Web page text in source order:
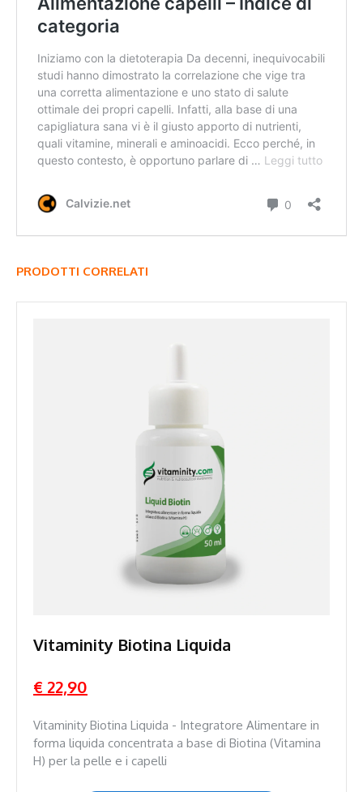
PRODOTTI CORRELATI
Vitaminity Biotina Liquida
€ 22,90
Vitaminity Biotina Liquida - Integratore Alimentare in
forma liquida concentrata a base di Biotina (Vitamina
H) per la pelle e i capelli